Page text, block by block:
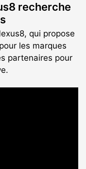
recherche
qui propose
les marques
partenaires pour